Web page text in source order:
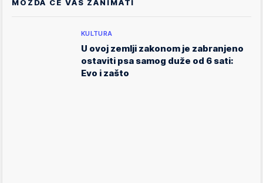
MOŽDA ĆE VAS ZANIMATI
KULTURA
U ovoj zemlji zakonom je zabranjeno
ostaviti psa samog duže od 6 sati:
Evo i zašto